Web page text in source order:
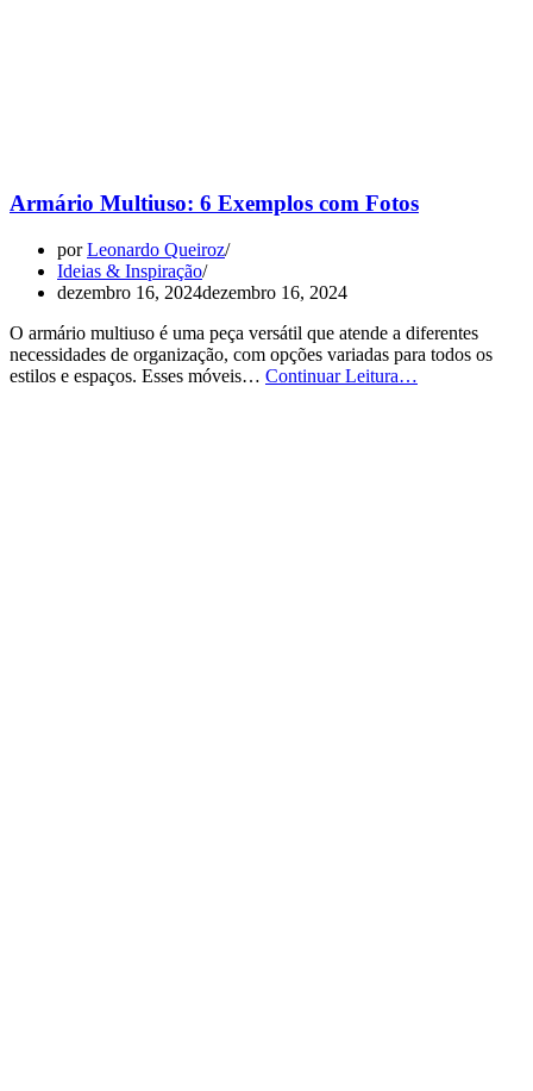
Armário Multiuso: 6 Exemplos com Fotos
porLeonardo Queiroz
Ideias & Inspiração
dezembro 16, 2024dezembro 16, 2024
O armário multiuso é uma peça versátil que atende a diferentes
necessidades de organização, com opções variadas para todos os
estilos e espaços. Esses móveis… Continuar Leitura…